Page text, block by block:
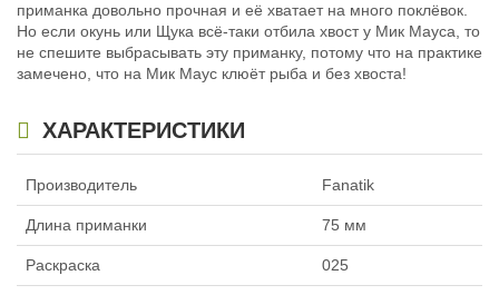
приманка довольно прочная и её хватает на много поклёвок.
Но если окунь или Щука всё-таки отбила хвост у Мик Мауса, то
не спешите выбрасывать эту приманку, потому что на практике
замечено, что на Мик Маус клюёт рыба и без хвоста!
ХАРАКТЕРИСТИКИ
Производитель Fanatik
Длина приманки 75 мм
Раскраска 025